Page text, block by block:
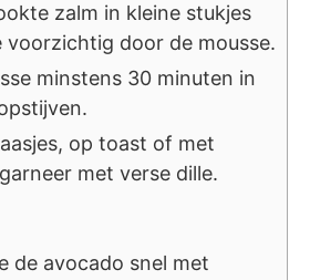
zalm in kleine stukjes
voorzichtig door de mousse.
minstens 30 minuten in
op toast of met
met verse dille.
de avocado snel met